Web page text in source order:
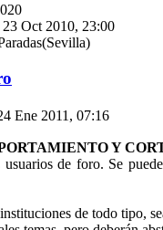
23 Oct 2010, 23:00
Ene 2011, 07:16
Y
de foro. Se
de todo tipo,